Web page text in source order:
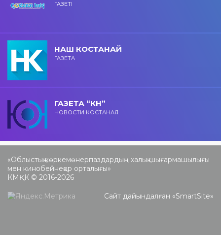
ГАЗЕТІ
НАШ КОСТАНАЙ
ГАЗЕТА
ГАЗЕТА “КН”
НОВОСТИ КОСТАНАЯ
«Облыстық көркемөнерпаздардың халық шығармашылығы
мен кинобейнеқор орталығы»
КМҚК © 2016-2026
Сайт дайындалған «SmartSite»